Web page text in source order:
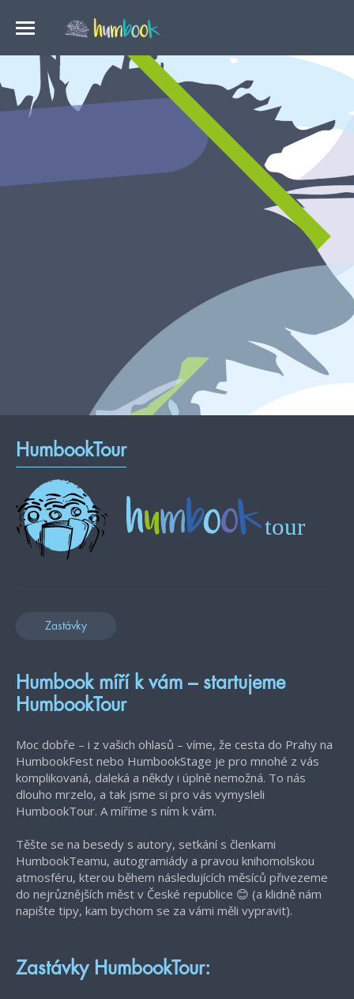
HumbookTour
Zastávky
Humbook míří k vám – startujeme
HumbookTour
Moc dobře – i z vašich ohlasů – víme, že cesta do Prahy na
HumbookFest nebo HumbookStage je pro mnohé z vás
komplikovaná, daleká a někdy i úplně nemožná. To nás
dlouho mrzelo, a tak jsme si pro vás vymysleli
HumbookTour. A míříme s ním k vám.
Těšte se na besedy s autory, setkání s členkami
HumbookTeamu, autogramiády a pravou knihomolskou
atmosféru, kterou během následujících měsíců přivezeme
do nejrůznějších měst v České republice 😊 (a klidně nám
napište tipy, kam bychom se za vámi měli vypravit).
Zastávky HumbookTour: